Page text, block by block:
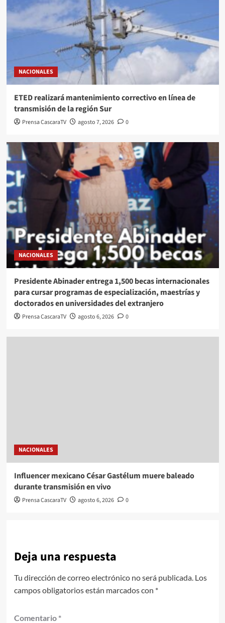
NACIONALES
ETED realizará mantenimiento correctivo en línea de
transmisión de la región Sur
Prensa CascaraTV agosto 7, 2026 0
NACIONALES
Presidente Abinader entrega 1,500 becas internacionales
para cursar programas de especialización, maestrías y
doctorados en universidades del extranjero
Prensa CascaraTV agosto 6, 2026 0
NACIONALES
Influencer mexicano César Gastélum muere baleado
durante transmisión en vivo
Prensa CascaraTV agosto 6, 2026 0
Deja una respuesta
Tu dirección de correo electrónico no será publicada. Los
campos obligatorios están marcados con *
Comentario *